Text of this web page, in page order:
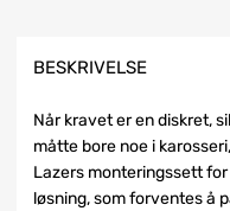
BESKRIVELSE
Når kravet er en diskret,
måtte bore noe i
Lazers monteringssett
løsning, som forventes å